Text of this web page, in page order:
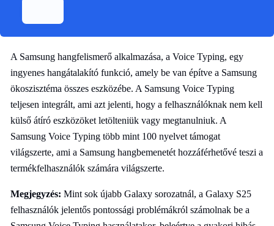
A Samsung hangfelismerő alkalmazása, a Voice Typing, egy
ingyenes hangátalakító funkció, amely be van építve a Samsung
ökoszisztéma összes eszközébe. A Samsung Voice Typing
teljesen integrált, ami azt jelenti, hogy a felhasználóknak nem kell
külső átíró eszközöket letölteniük vagy megtanulniuk. A
Samsung Voice Typing több mint 100 nyelvet támogat
világszerte, ami a Samsung hangbemenetét hozzáférhetővé teszi a
termékfelhasználók számára világszerte.
Megjegyzés: Mint sok újabb Galaxy sorozatnál, a Galaxy S25
felhasználók jelentős pontossági problémákról számolnak be a